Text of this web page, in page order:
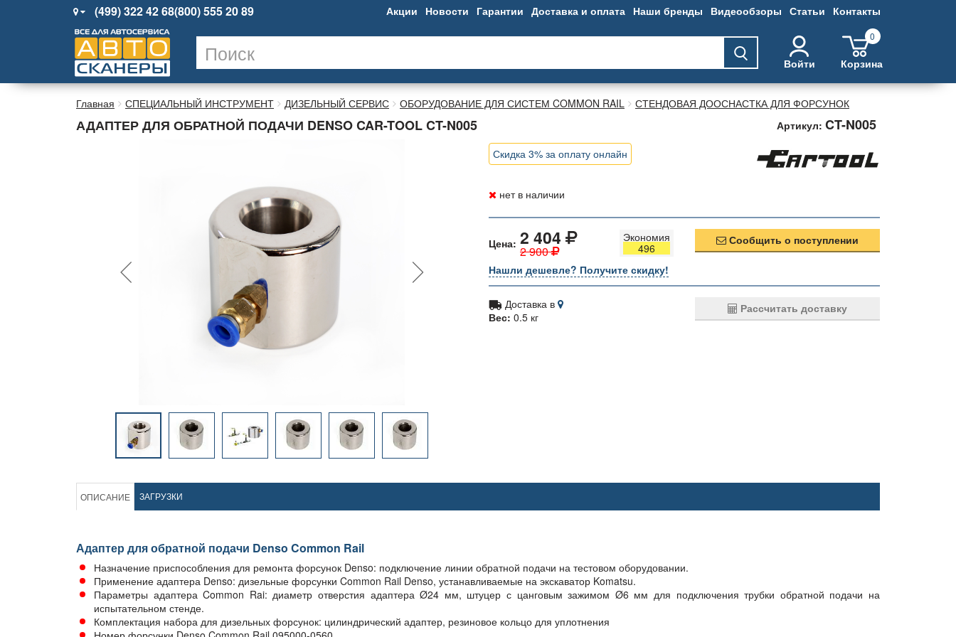
(499) 322 42 68(800) 555 20 89 Акции Новости Гарантии Доставка и оплата Наши бренды Видеообзоры Статьи Контакты
Войти
0
Корзина
Главная СПЕЦИАЛЬНЫЙ ИНСТРУМЕНТ ДИЗЕЛЬНЫЙ СЕРВИС ОБОРУДОВАНИЕ ДЛЯ СИСТЕМ COMMON RAIL СТЕНДОВАЯ ДООСНАСТКА ДЛЯ ФОРСУНОК
АДАПТЕР ДЛЯ ОБРАТНОЙ ПОДАЧИ DENSO CAR-TOOL CT-N005 Артикул: CT-N005
Скидка 3% за оплату онлайн
нет в наличии
Цена: 2 404
2 900
Экономия
496
Нашли дешевле? Получите скидку!
Сообщить о поступлении
Доставка в
Вес: 0.5 кг
Рассчитать доставку
ОПИСАНИЕ ЗАГРУЗКИ
Адаптер для обратной подачи Denso Common Rail
Назначение приспособления для ремонта форсунок Denso: подключение линии обратной подачи на тестовом оборудовании.
Применение адаптера Denso: дизельные форсунки Common Rail Denso, устанавливаемые на экскаватор Komatsu.
Параметры адаптера Common Rai: диаметр отверстия адаптера Ø24 мм, штуцер с цанговым зажимом Ø6 мм для подключения трубки обратной подачи на
испытательном стенде.
Комплектация набора для дизельных форсунок: цилиндрический адаптер, резиновое кольцо для уплотнения